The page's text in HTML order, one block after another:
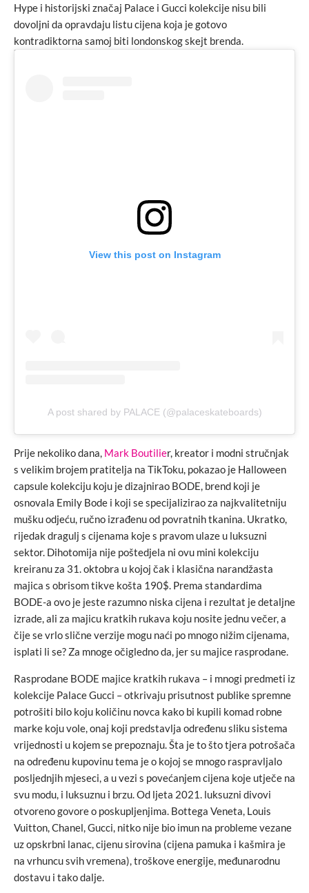
Hype i historijski značaj Palace i Gucci kolekcije nisu bili
dovoljni da opravdaju listu cijena koja je gotovo
kontradiktorna samoj biti londonskog skejt brenda.
View this post on Instagram
A post shared by PALACE (@palaceskateboards)
Prije nekoliko dana, Mark Boutilier, kreator i modni stručnjak
s velikim brojem pratitelja na TikToku, pokazao je Halloween
capsule kolekciju koju je dizajnirao BODE, brend koji je
osnovala Emily Bode i koji se specijalizirao za najkvalitetniju
mušku odjeću, ručno izrađenu od povratnih tkanina. Ukratko,
rijedak dragulj s cijenama koje s pravom ulaze u luksuzni
sektor. Dihotomija nije poštedjela ni ovu mini kolekciju
kreiranu za 31. oktobra u kojoj čak i klasična narandžasta
majica s obrisom tikve košta 190$. Prema standardima
BODE-a ovo je jeste razumno niska cijena i rezultat je detaljne
izrade, ali za majicu kratkih rukava koju nosite jednu večer, a
čije se vrlo slične verzije mogu naći po mnogo nižim cijenama,
isplati li se? Za mnoge očigledno da, jer su majice rasprodane.
Rasprodane BODE majice kratkih rukava – i mnogi predmeti iz
kolekcije Palace Gucci – otkrivaju prisutnost publike spremne
potrošiti bilo koju količinu novca kako bi kupili komad robne
marke koju vole, onaj koji predstavlja određenu sliku sistema
vrijednosti u kojem se prepoznaju. Šta je to što tjera potrošača
na određenu kupovinu tema je o kojoj se mnogo raspravljalo
posljednjih mjeseci, a u vezi s povećanjem cijena koje utječe na
svu modu, i luksuznu i brzu. Od ljeta 2021. luksuzni divovi
otvoreno govore o poskupljenjima. Bottega Veneta, Louis
Vuitton, Chanel, Gucci, nitko nije bio imun na probleme vezane
uz opskrbni lanac, cijenu sirovina (cijena pamuka i kašmira je
na vrhuncu svih vremena), troškove energije, međunarodnu
dostavu i tako dalje.